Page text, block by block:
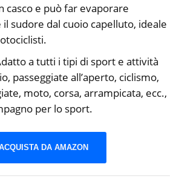
casco e può far evaporare
sudore dal cuoio capelluto, ideale
a tutti i tipi di sport e attività
passeggiate all’aperto, ciclismo,
moto, corsa, arrampicata, ecc.,
per lo sport.
DA AMAZON